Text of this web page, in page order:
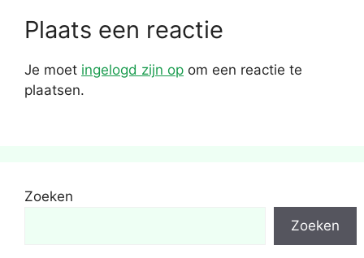
Plaats een reactie
Je moet ingelogd zijn op om een reactie te
plaatsen.
Zoeken
Zoeken